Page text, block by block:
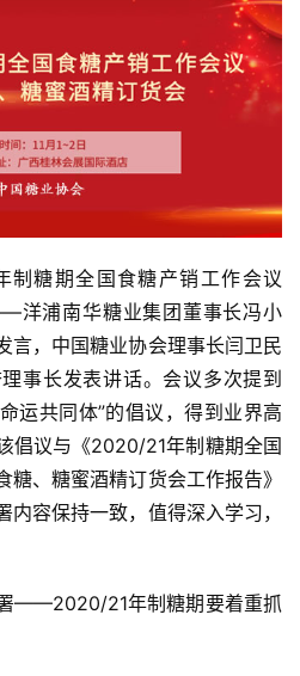
制糖期全国食糖产销工作会议
洋浦南华糖业集团董事长冯小
言，中国糖业协会理事长闫卫民
事长发表讲话。会议多次提到
运共同体”的倡议，得到业界高
倡议与《2020/21年制糖期全国
、糖蜜酒精订货会工作报告》
容保持一致，值得深入学习，
——2020/21年制糖期要着重抓